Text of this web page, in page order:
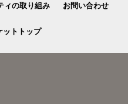
ィの取り組み お問い合わせ
ットトップ